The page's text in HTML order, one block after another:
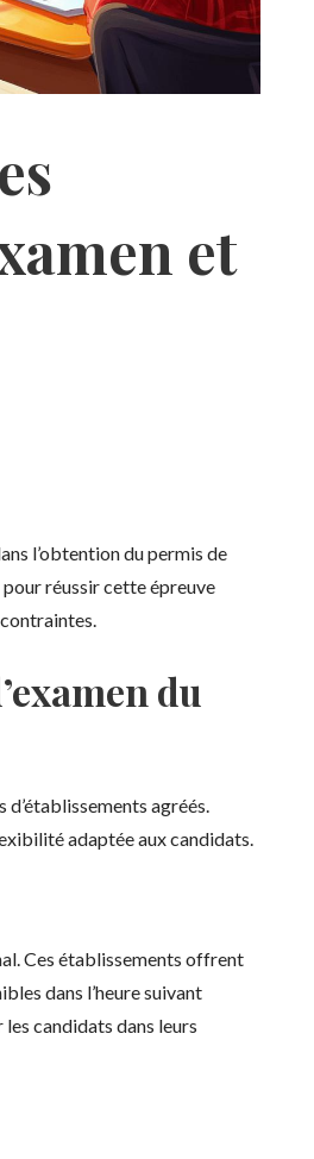
et
l’obtention du permis de
réussir cette épreuve
du
d’établissements agréés.
adaptée aux candidats.
Ces établissements offrent
dans l’heure suivant
candidats dans leurs